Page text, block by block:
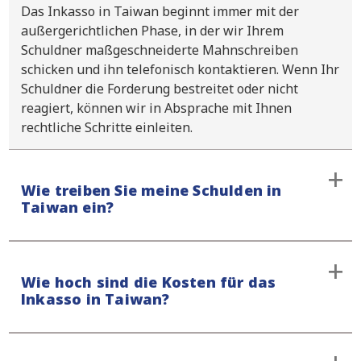
Das Inkasso in Taiwan beginnt immer mit der
außergerichtlichen Phase, in der wir Ihrem
Schuldner maßgeschneiderte Mahnschreiben
schicken und ihn telefonisch kontaktieren. Wenn Ihr
Schuldner die Forderung bestreitet oder nicht
reagiert, können wir in Absprache mit Ihnen
rechtliche Schritte einleiten.
Wie treiben Sie meine Schulden in
Taiwan ein?
ersten Mahnschreiben und einem Telefonanruf
kontaktieren. Auf diese Weise vermeiden wir jede
Wie hoch sind die Kosten für das
Inkasso in Taiwan?